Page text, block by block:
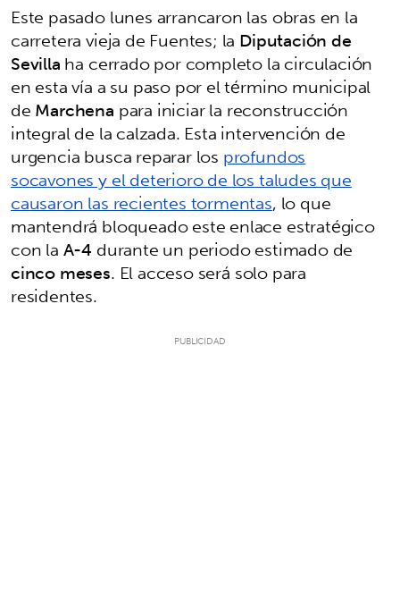
Este pasado lunes arrancaron las obras en la
carretera vieja de Fuentes; la Diputación de
Sevillaha cerrado por completo la circulación
en esta vía a su paso por el término municipal
deMarchena para iniciar la reconstrucción
integral de la calzada. Esta intervención de
urgencia busca reparar losprofundos
socavones y el deterioro de los taludes que
causaron las recientes tormentas, lo que
mantendrá bloqueado este enlace estratégico
con laA-4 durante un periodo estimado de
cinco meses. El acceso será solo para
residentes.